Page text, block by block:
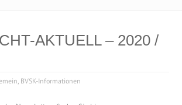
AKTUELL – 2020 /
, BVSK-Informationen